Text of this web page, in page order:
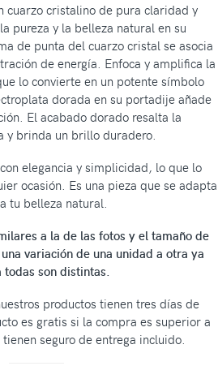
cuarzo cristalino de pura claridad y
pureza y la belleza natural en su
de punta del cuarzo cristal se asocia
de energía. Enfoca y amplifica la
lo convierte en un potente símbolo
dorada en su portadije añade
El acabado dorado resalta la
y brinda un brillo duradero.
elegancia y simplicidad, lo que lo
ocasión. Es una pieza que se adapta
tu belleza natural.
a la de las fotos y el tamaño de
variación de una unidad a otra ya
son distintas.
productos tienen tres días de
es gratis si la compra es superior a
seguro de entrega incluido.